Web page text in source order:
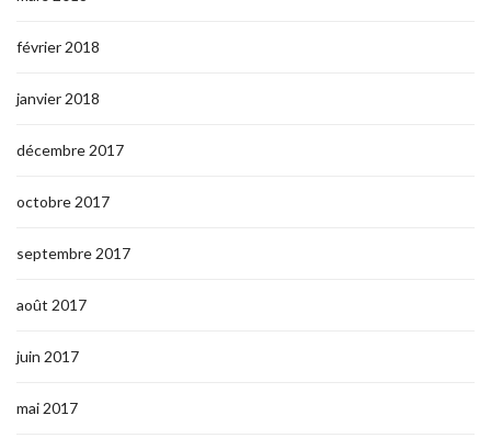
février 2018
janvier 2018
décembre 2017
octobre 2017
septembre 2017
août 2017
juin 2017
mai 2017